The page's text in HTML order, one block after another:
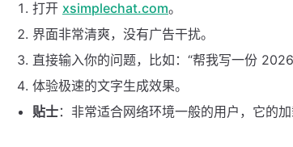
打开 xsimplechat.com。
界面非常清爽，没有广告干扰。
直接输入你的问题，比如：“帮我写一份
体验极速的文字生成效果。
贴士：非常适合网络环境一般的用户，它的加